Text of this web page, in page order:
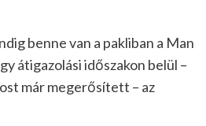
benne van a pakliban a Man
átigazolási időszakon belül –
már megerősített – az